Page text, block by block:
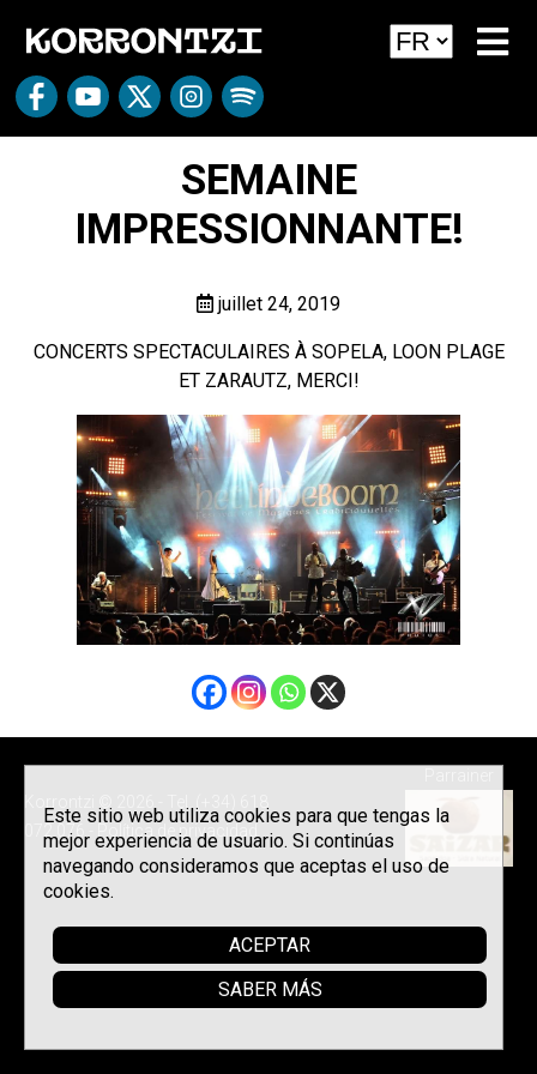
SEMAINE
IMPRESSIONNANTE!
juillet 24, 2019
CONCERTS SPECTACULAIRES À SOPELA, LOON PLAGE
ET ZARAUTZ, MERCI!
072 076 -
Política de privacidad
Este sitio web utiliza cookies para que tengas la
mejor experiencia de usuario. Si continúas
navegando consideramos que aceptas el uso de
cookies.
ACEPTAR
SABER MÁS